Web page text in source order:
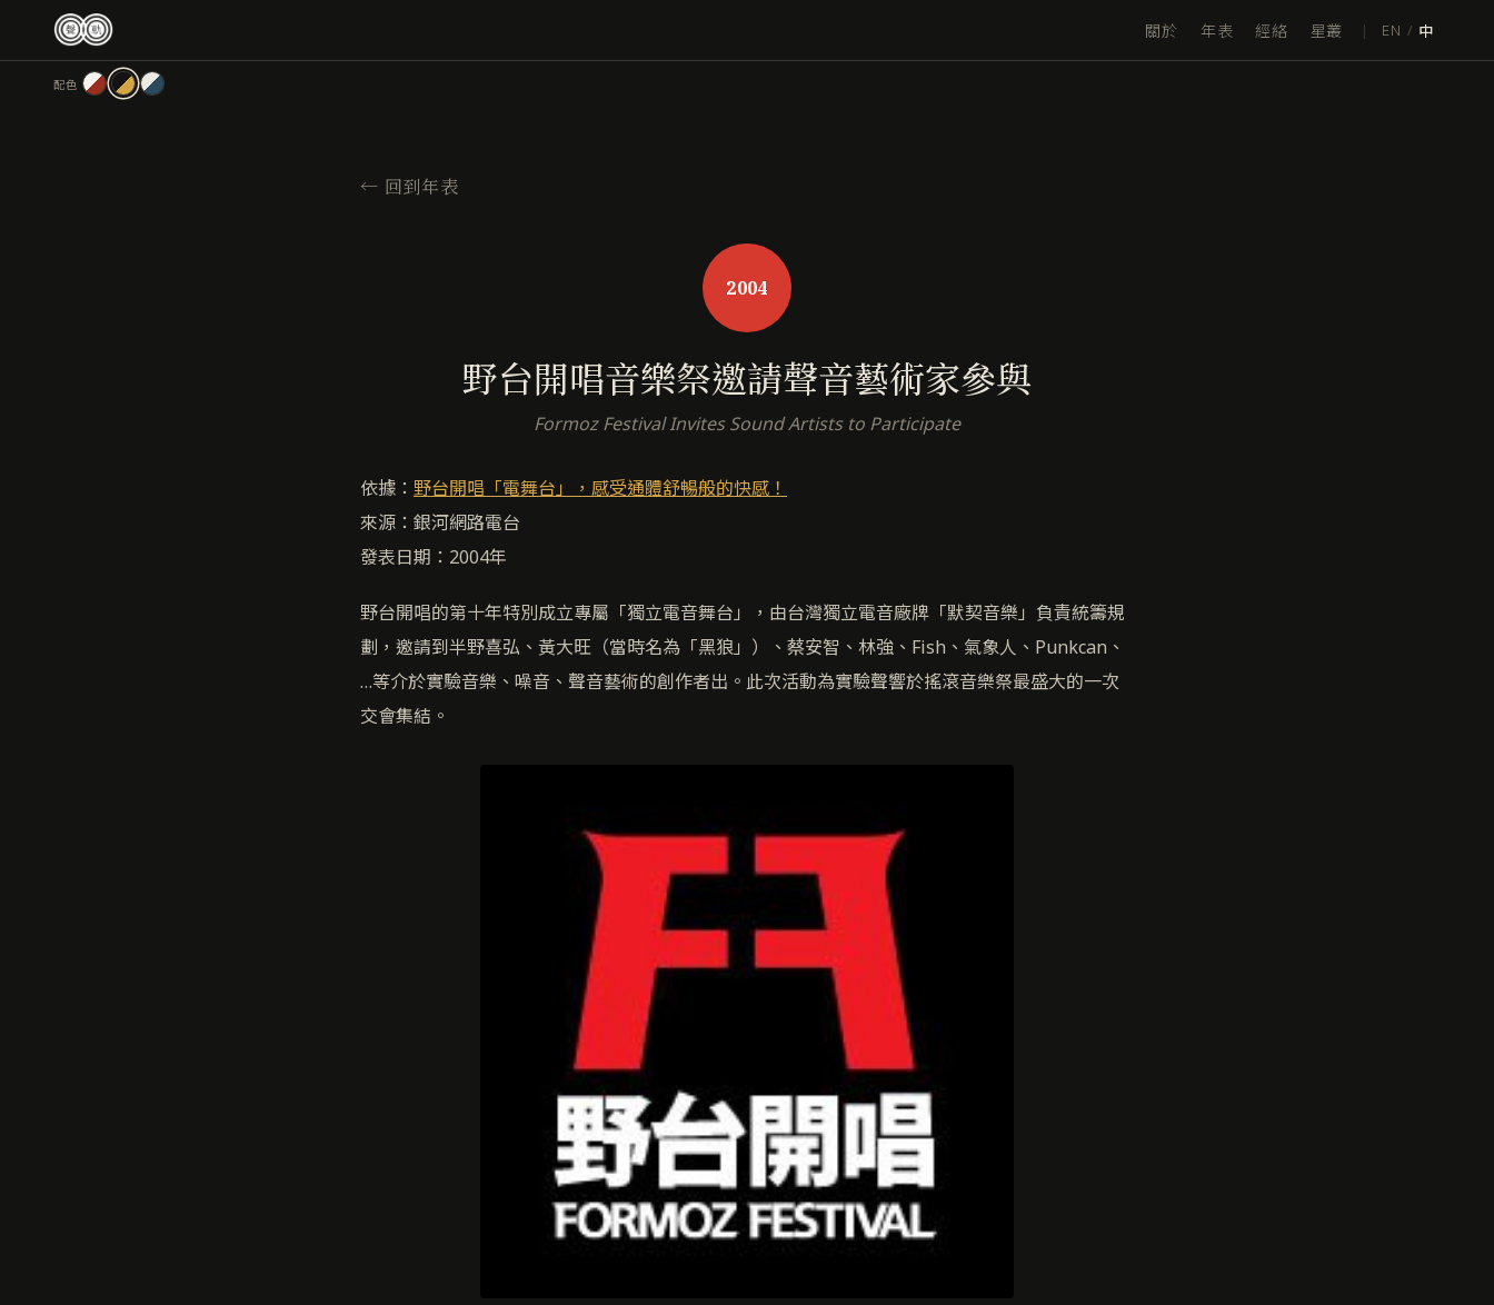
主
關於 年表 經絡 星叢 | EN / 中
配色
← 回到年表
2004
野台開唱音樂祭邀請聲音藝術家參與
Formoz Festival Invites Sound Artists to Participate
依據： 野台開唱「電舞台」，感受通體舒暢般的快感！
來源：銀河網路電台
發表日期：2004年
野台開唱的第十年特別成立專屬「獨立電音舞台」，由台灣獨立電音廠牌「默契音樂」負責統籌規
劃，邀請到半野喜弘、黃大旺（當時名為「黑狼」）、蔡安智、林強、Fish、氣象人、Punkcan、
…等介於實驗音樂、噪音、聲音藝術的創作者出。此次活動為實驗聲響於搖滾音樂祭最盛大的一次
交會集結。